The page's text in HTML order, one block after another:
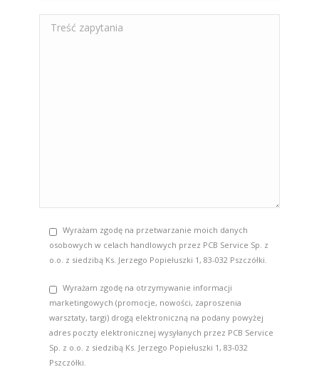
Wyrażam zgodę na przetwarzanie moich danych
osobowych w celach handlowych przez PCB Service Sp. z
o.o. z siedzibą Ks. Jerzego Popiełuszki 1, 83-032 Pszczółki.
Wyrażam zgodę na otrzymywanie informacji
marketingowych (promocje, nowości, zaproszenia
warsztaty, targi) drogą elektroniczną na podany powyżej
adres poczty elektronicznej wysyłanych przez PCB Service
Sp. z o.o. z siedzibą Ks. Jerzego Popiełuszki 1, 83-032
Pszczółki.